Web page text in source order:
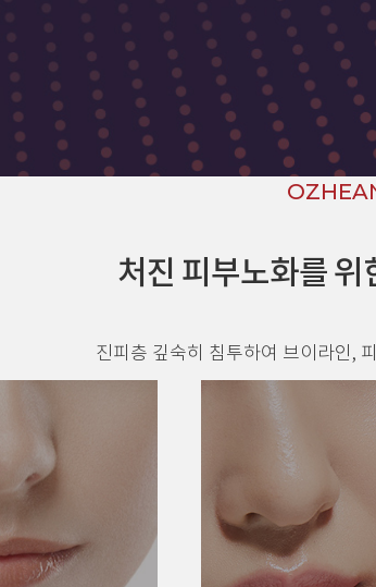
처진 피부노화를
진피층 깊숙히 침투하여 브이라인,